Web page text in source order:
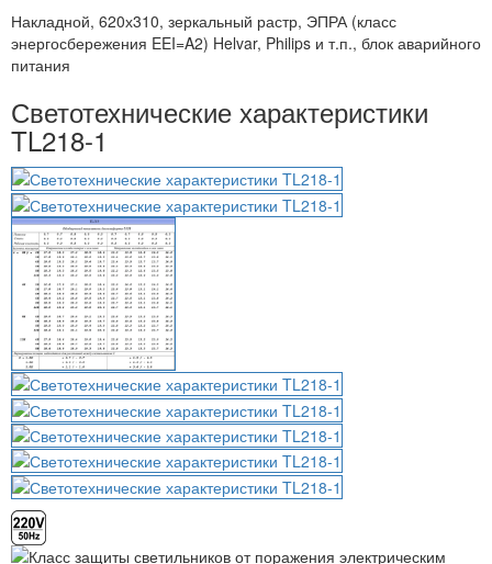
Накладной, 620х310, зеркальный растр, ЭПРА (класс
энергосбережения EEI=A2) Helvar, Philips и т.п., блок аварийного
питания
Светотехнические характеристики
TL218-1